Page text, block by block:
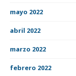
mayo 2022
abril 2022
marzo 2022
febrero 2022